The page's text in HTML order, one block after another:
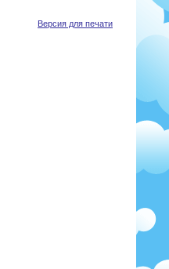
Версия для печати